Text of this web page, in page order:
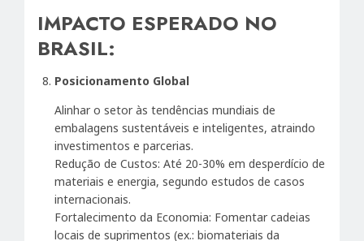
IMPACTO ESPERADO NO
BRASIL:
Posicionamento Global
Alinhar o setor às tendências mundiais de
embalagens sustentáveis e inteligentes, atraindo
investimentos e parcerias.
Redução de Custos: Até 20-30% em desperdício de
materiais e energia, segundo estudos de casos
internacionais.
Fortalecimento da Economia: Fomentar cadeias
locais de suprimentos (ex.: biomateriais da